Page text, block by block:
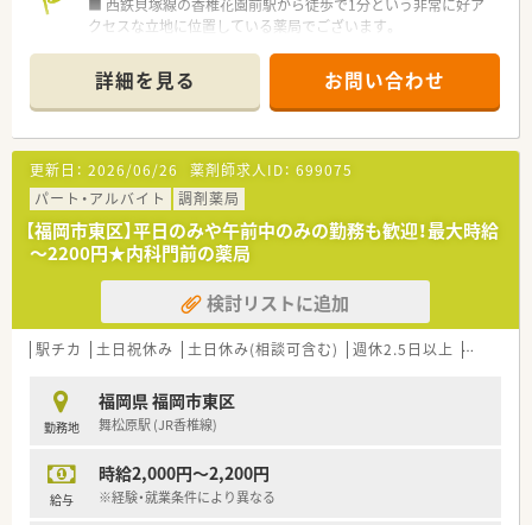
■ 西鉄貝塚線の香椎花園前駅から徒歩で1分という非常に好ア
クセスな立地に位置している薬局でございます。
20枚から30枚/日と枚数負担は少なめです。
■ 勤務体制は薬剤師1名と事務1名の計2名体制での運営となっ
ており、ゆとりをもって業務に取り組めます。
【募集背景と求める人物像について】
■ 今回の募集は通勤距離を理由とする前任者の退職に伴う欠員
補充であり、管理薬剤師を募集しています。
■ やるべきことをきちんと実行し、仕事に対して前向きに「〇〇
を頑張ります！」と答えられる意欲的な方を求めています。
■ 50代までの方が受入範囲の目安ですが、60代は基本的に難し
く、管理未経験や経験5年未満の方も推薦可能でございます。
【法人特徴について】
■ 福岡県内に3店舗を展開している地域密着型の個人薬局であ
■ 健康で心豊かに過ごせる地域のかかりつけ薬局を目指し、地
域医療への貢献に力を入れている点が特徴です。
■ 経営基盤を強固にする企業型確定拠出型年金制度を導入して
【求人情報について】
詳細を見る お問い合わせ
更新日： 2026/06/26 薬剤師求人ID： 699075
パート・アルバイト
調剤薬局
【福岡市東区】平日のみや午前中のみの勤務も歓迎！最大時給
～2200円★内科門前の薬局
検討リストに追加
駅チカ 土日祝休み 土日休み(相談可含む) 週休2.5日以上 週32h以
勤務地
福岡県 福岡市東区
舞松原駅 (JR香椎線)
給与
時給2,000円～2,200円
※経験・就業条件により異なる